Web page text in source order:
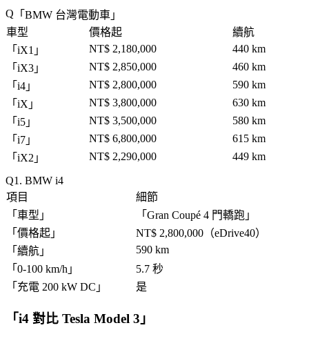
「 BMW 台灣電動車 」
車型
價格起
續航
「 iX1 」 NT$ 2,180,000
440 km
「 iX3 」 NT$ 2,850,000
460 km
「 i4 」 NT$ 2,800,000
590 km
「 iX 」 NT$ 3,800,000
630 km
「 i5 」 NT$ 3,500,000
580 km
「 i7 」 NT$ 6,800,000
615 km
「 iX2 」 NT$ 2,290,000 449 km
1. BMW i4
項目
細節
「 車型 」 「 Gran Coupé 4 門轎跑 」
「 價格起 」
NT$ 2,800,000（eDrive40）
「 續航 」
590 km
「 0-100 km/h 」
5.7 秒
「 充電 200 kW DC 」 是
「i4 對比 Tesla Model 3 」